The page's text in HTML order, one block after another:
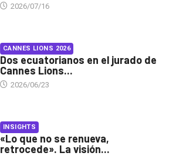
2026/07/16
CANNES LIONS 2026
Dos ecuatorianos en el jurado de
Cannes Lions...
2026/06/23
INSIGHTS
«Lo que no se renueva,
retrocede». La visión...